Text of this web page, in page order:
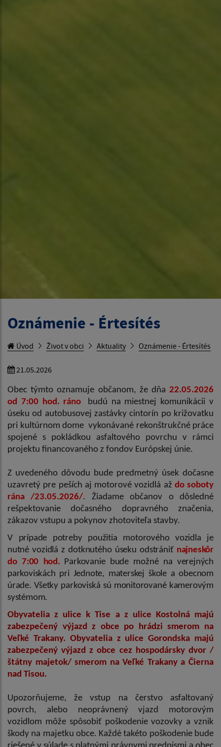
Oznámenie - Értesítés
Úvod Život v obci Aktuality Oznámenie - Értesítés
21.05.2026
Obec týmto oznamuje občanom, že dňa 22.05.2026
od 7:00 hod. ráno
budú na miestnej komunikácii v
úseku od autobusovej zastávky cintorín po križovatku
pri kultúrnom dome vykonávané rekonštrukčné práce
spojené s pokládkou asfaltového povrchu v rámci
projektu financovaného z fondov Európskej únie.
Z uvedeného dôvodu bude predmetný úsek dočasne
uzavretý pre peších aj motorové vozidlá až do soboty
rána
/23.05.2026/. Žiadame občanov o dôsledné
rešpektovanie dočasného dopravného značenia,
zákazov vstupu a pokynov zhotoviteľa stavby.
V prípade potreby použitia motorového vozidla je
nutné vozidlá z dotknutého úseku odstrániť najneskôr
do 7:00 hod. Parkovanie bude možné na verejných
parkoviskách pri Jednote, materskej škole a obecnom
úrade. Všetky parkoviská sú monitorované kamerovým
systémom.
Obyvatelia z ulice k Tise a z ulice Kostolná majú
zabezpečený výjazd z obce po hrádzi smerom na
Veľké Trakany. Obyvatelia z ulice Gorondska majú
zabezpečený výjazd z obce cez hospodársky dvor /
štátny majetok/ smerom na Veľké Trakany a Čierna
nad Tisou.
Upozorňujeme, že vstup na čerstvo asfaltovaný
povrch, alebo neoprávnený vjazd motorovým
vozidlom môže spôsobiť poškodenie vozovky a vznik
škody na majetku obce. Každé takéto poškodenie bude